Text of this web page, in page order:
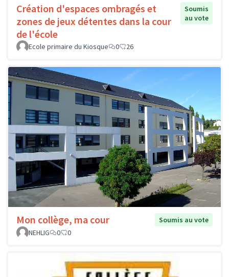
Création d'espaces ombragés et
zones de jeux détentes dans la cour
de l'école
Soumis
au vote
Ecole primaire du Kiosque 0 26
Mon collège, ma cour
Soumis au vote
NEHLIG
0 0